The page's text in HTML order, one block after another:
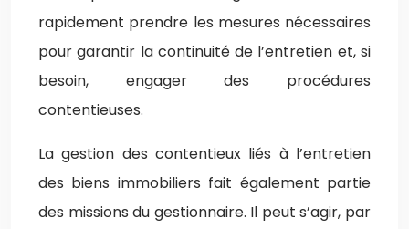
rapidement prendre les mesures nécessaires
pour garantir la continuité de l’entretien et, si
besoin, engager des procédures
contentieuses.
La gestion des contentieux liés à l’entretien
des biens immobiliers fait également partie
des missions du gestionnaire. Il peut s’agir, par